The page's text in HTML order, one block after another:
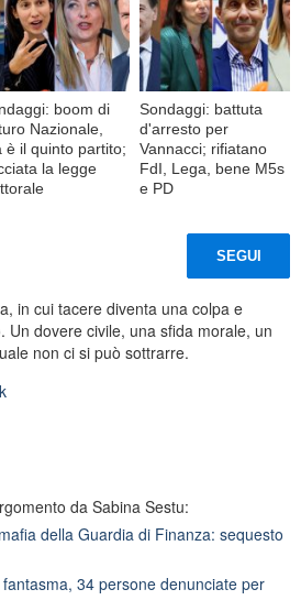
boom di
Nazionale,
è il quinto partito;
la legge
Sondaggi: battuta
d'arresto per
Vannacci; rifiatano
FdI, Lega, bene M5s
e PD
SEGUI
in cui tacere diventa una colpa e
Un dovere civile, una sfida morale, un
non ci si può sottrarre.
da Sabina Sestu:
della Guardia di Finanza: sequesto
34 persone denunciate per